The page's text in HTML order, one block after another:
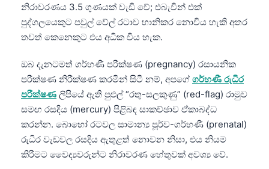
නිරාවරණය 3.5 ගුණයක් වැඩි වේ; එබැවින් එක්
පුද්ගලයෙකුට පවුල් වේල් රටාව හානිකර නොවිය හැකි අතර
තවත් කෙනෙකුට එය අධික විය හැක.
ඔබ දැනටමත් ගර්භණී පරීක්ෂණ (pregnancy) රසායනික
පරීක්ෂණ නිරීක්ෂණ කරමින් සිටී නම්, අපගේ ගර්භණී රුධිර
පරීක්ෂණ ලිපියේ ඇති පුළුල් “රතු-සලකුණු” (red-flag) රාමුව
සමඟ රසදිය (mercury) පිළිබඳ සාකච්ඡාව ඒකාබද්ධ
කරන්න. බොහෝ රටවල සාමාන්‍ය පූර්ව-ගර්භණී (prenatal)
රුධිර වැඩවල රසදිය ඇතුළත් නොවන නිසා, එය නියම
කිරීමට වෛද්‍යවරුන්ට නිරාවරණ හේතුවක් අවශ්‍ය වේ.